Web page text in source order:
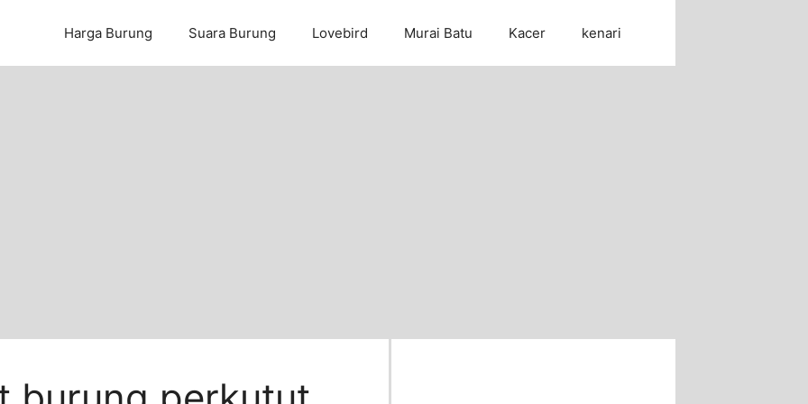
Harga Burung Suara Burung Lovebird Murai Batu Kacer kenari